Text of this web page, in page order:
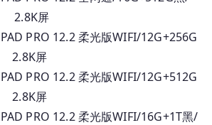
屏
PRO 12.2 柔光版WIFI/12G+256G
屏
PRO 12.2 柔光版WIFI/12G+512G
屏
PRO 12.2 柔光版WIFI/16G+1T黑/